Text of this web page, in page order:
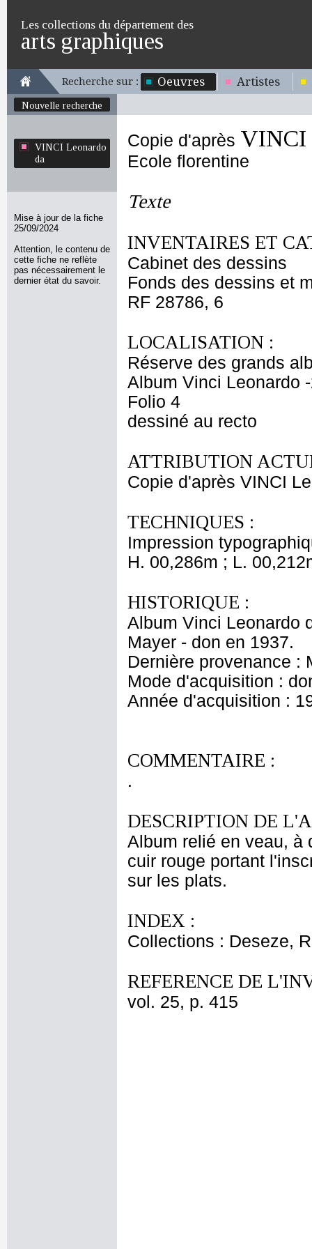
Les collections du département des
arts graphiques
Recherche sur : Oeuvres Artistes
Nouvelle recherche
VINCI Leonardo
da
Mise à jour de la fiche
25/09/2024
Attention, le contenu de
cette fiche ne reflète
pas nécessairement le
dernier état du savoir.
Copie d'après VINCI
Ecole florentine
Texte
INVENTAIRES ET
Cabinet des dessins
Fonds des dessins et
RF 28786, 6
LOCALISATION :
Réserve des grands
Album Vinci Leonardo
Folio 4
dessiné au recto
ATTRIBUTION
Copie d'après VINCI
TECHNIQUES :
Impression
H. 00,286m ; L.
HISTORIQUE :
Album Vinci Leonardo
Mayer - don en 1937.
Dernière provenance :
Mode d'acquisition :
Année d'acquisition :
COMMENTAIRE :
.
DESCRIPTION DE
Album relié en veau, à
cuir rouge portant
sur les plats.
INDEX :
Collections : Deseze,
REFERENCE DE
vol. 25, p. 415